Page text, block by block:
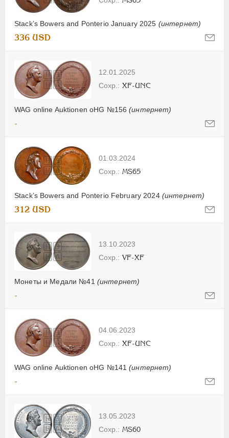
Stack’s Bowers and Ponterio January 2025 (интернет)
336 USD
12.01.2025
WAG online Auktionen oHG №156(интернет)
XF-UNC
-
01.03.2024
Stack’s Bowers and Ponterio February 2024 (интернет)
MS65
312 USD
13.10.2023
Монеты и Медали №41 (интернет)
VF-XF
-
04.06.2023
WAG online Auktionen oHG №141(интернет)
XF-UNC
-
13.05.2023
MS60